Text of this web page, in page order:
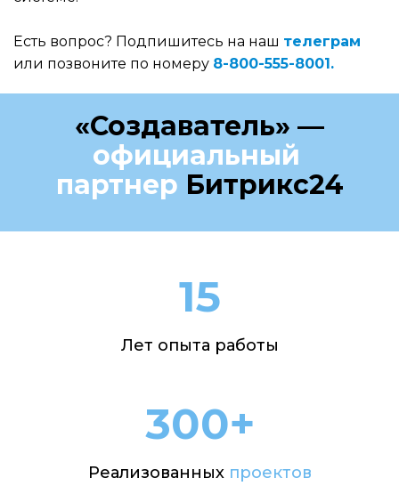
Есть вопрос? Подпишитесь на наш телеграм
или позвоните по номеру 8-800-555-8001.
«Создаватель» —
официальный
партнер Битрикс24
15
Лет опыта работы
300+
Реализованных проектов